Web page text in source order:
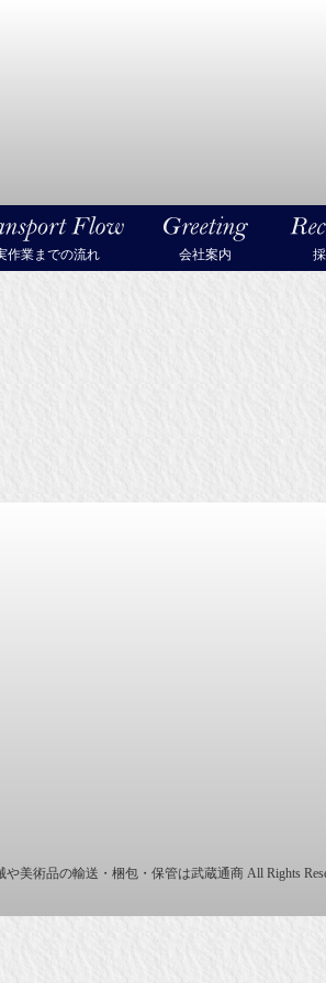
作業までの流れ 会社案内
美術品の輸送・梱包・保管は武蔵通商 All Rights